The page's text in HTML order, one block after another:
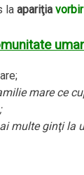
laapariţia
mare ce
multe ginţi la